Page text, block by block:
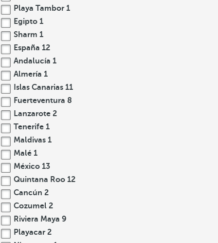
Playa Tambor 1
Egipto 1
Sharm 1
España 12
Andalucía 1
Almería 1
Islas Canarias 11
Fuerteventura 8
Lanzarote 2
Tenerife 1
Maldivas 1
Malé 1
México 13
Quintana Roo 12
Cancún 2
Cozumel 2
Riviera Maya 9
Playacar 2